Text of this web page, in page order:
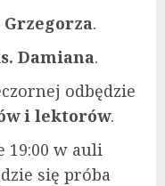
.
Damiana.
odbędzie
i lektorów.
19:00 w auli
się próba